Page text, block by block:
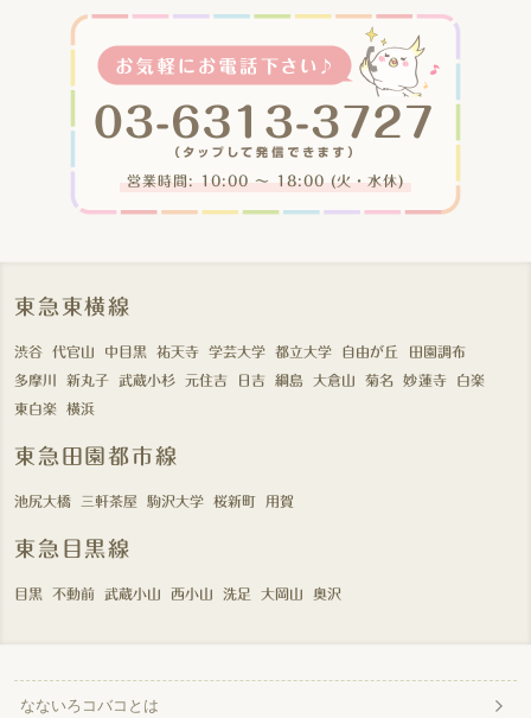
営業時間: 10:00 〜 18:00 (火・水休)
東急東横線
渋谷 代官山 中目黒 祐天寺 学芸大学 都立大学 自由が丘
田園調布
多摩川
新丸子 武蔵小杉 元住吉 日吉 綱島 大倉山 菊名 妙蓮寺
白楽
東白楽
横浜
東急田園都市線
池尻大橋 三軒茶屋 駒沢大学 桜新町 用賀
東急目黒線
目黒 不動前 武蔵小山 西小山 洗足 大岡山 奥沢
なないろコバコとは